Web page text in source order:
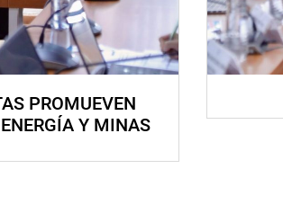
PROMUEVEN
Y MINAS